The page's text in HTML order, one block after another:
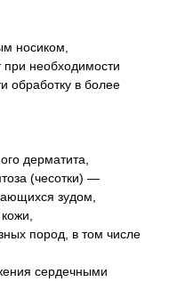
носиком,
при необходимости
обработку в более
дерматита,
(чесотки) —
зудом,
пород, в том числе
сердечными